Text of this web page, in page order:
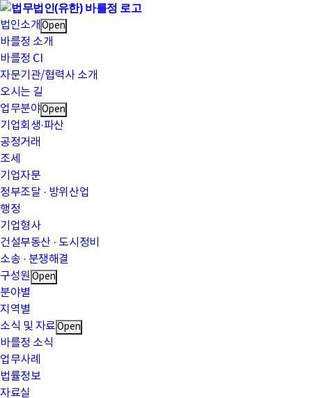
법인소개 Open
바를정 소개
바를정 CI
자문기관/협력사 소개
오시는 길
업무분야Open
기업회생·파산
공정거래
조세
기업자문
정부조달 · 방위산업
행정
기업형사
건설부동산 · 도시정비
소송 · 분쟁해결
구성원 Open
분야별
지역별
소식 및 자료Open
바를정 소식
업무사례
법률정보
자료실